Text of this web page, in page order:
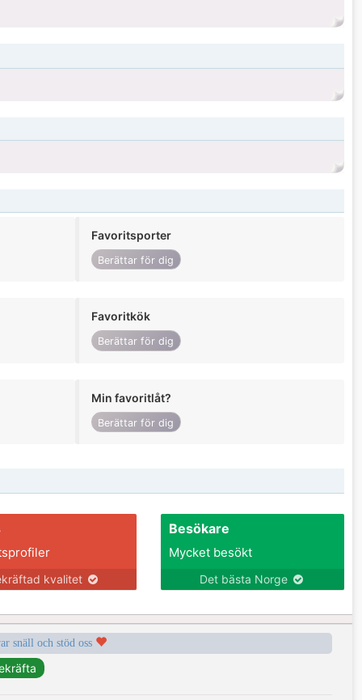
Favoritsporter
Berättar för dig
Favoritkök
Berättar för dig
Min favoritlåt?
Berättar för dig
kvalitet
Besökare
Mycket besökt
Det bästa Norge
snäll och stöd oss